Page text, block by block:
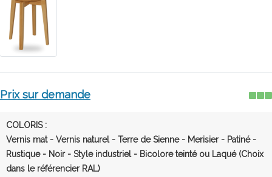
Prix sur demande
COLORIS :
Vernis mat - Vernis naturel - Terre de Sienne - Merisier - Patiné -
Rustique - Noir - Style industriel - Bicolore teinté ou Laqué (Choix
dans le référencier RAL)